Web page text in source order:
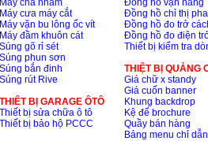
Máy chà nhám
Máy cưa máy cắt
Máy vặn bu lông ốc vít
Máy đầm khuôn cát
Súng gõ rỉ sét
Súng phun sơn
Súng bắn đinh
Súng rút Rive
THIÊT BỊ GARAGE ÔTÔ
Thiết bị sửa chữa ô tô
Thiết bị bảo hộ PCCC
Đồng hồ vạn năng
Đồng hồ chỉ thị pha
Đồng hồ đo trở
Đồng hồ đo điện
Thiết bị kiểm tra
THIỆT BỊ QUẢNG
Giá chữ x standy
Giá cuốn banner
Khung backdrop
Kệ để brochure
Quầy bán hàng
Bảng menu chỉ dẫn